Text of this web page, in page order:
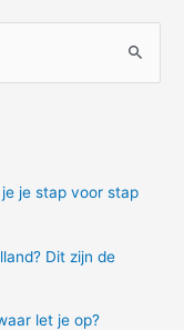
je stap voor stap
Dit zijn de
let je op?